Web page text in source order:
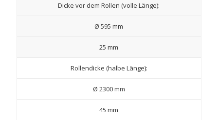
Dicke vor dem Rollen (volle Länge):
Ø 595 mm
25 mm
Rollendicke (halbe Länge):
Ø 2300 mm
45 mm